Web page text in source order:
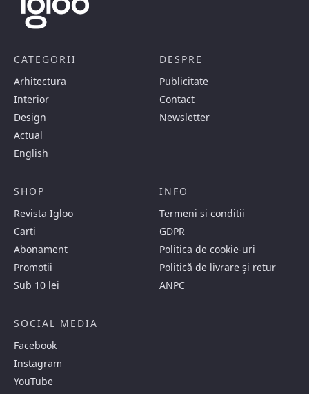
CATEGORII
Arhitectura
Interior
Design
Actual
English
DESPRE
Publicitate
Contact
Newsletter
SHOP
Revista Igloo
Carti
Abonament
Promotii
Sub 10 lei
INFO
Termeni si conditii
GDPR
Politica de cookie-uri
Politică de livrare și retur
ANPC
SOCIAL MEDIA
Facebook
Instagram
YouTube